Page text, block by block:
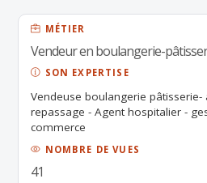
MÉTIER
Vendeur en boulangerie-
SON EXPERTISE
Vendeuse boulangerie
repassage - Agent hospitalier -
commerce
NOMBRE DE VUES
41